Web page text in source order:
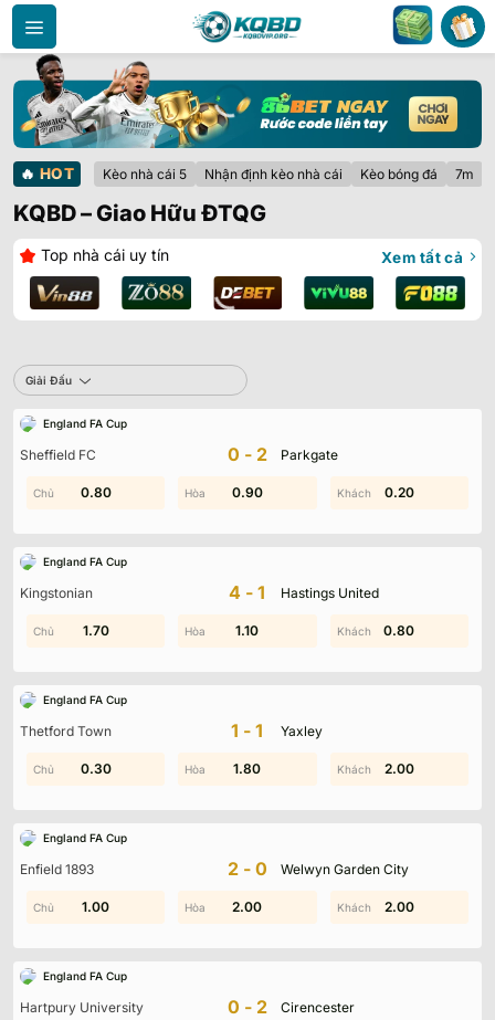
Bỏ
qua
dung
🔥 HOT Kèo nhà cái 5 Nhận định kèo nhà cái Kèo bóng đá 7m
KQBD – Giao Hữu ĐTQG
Top nhà cái uy tín Xem tất cả
Giải Đấu
England FA Cup
Sheffield FC 0-2 Parkgate
1.80 0.60 1.90
0.80 0.90 0.20
England FA Cup
Kingstonian 4-1 Hastings United
1.50 1.40 1.90
1.70 1.10 0.80
England FA Cup
Thetford Town 1-1 Yaxley
0.50 1.50 1.20
0.30 1.80 2.00
England FA Cup
Enfield 1893 2-0 Welwyn Garden City
1.10 1.90 0.60
1.00 2.00 2.00
England FA Cup
Hartpury University 0-2 Cirencester